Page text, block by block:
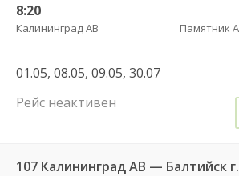
8:20
Калининград АВ
01.05, 08.05, 09.05, 30.07
Рейс неактивен
107 Калининград АВ — Балтийск г.